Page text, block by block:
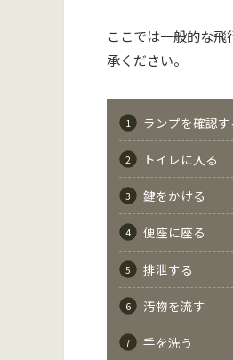
ここでは一般的な
承ください。
ランプを確認す
トイレに入る
鍵をかける
便座に座る
排泄する
汚物を流す
手を洗う